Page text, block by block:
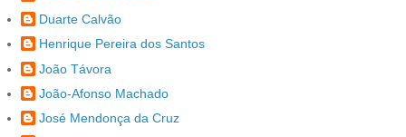
Duarte Calvão
Henrique Pereira dos Santos
João Távora
João-Afonso Machado
José Mendonça da Cruz